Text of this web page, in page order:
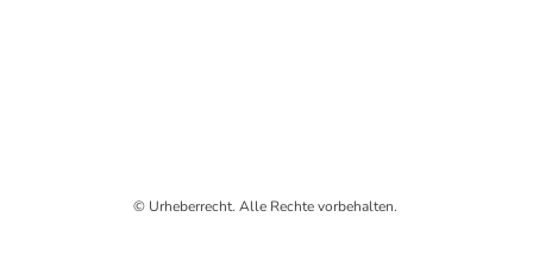
© Urheberrecht. Alle Rechte vorbehalten.